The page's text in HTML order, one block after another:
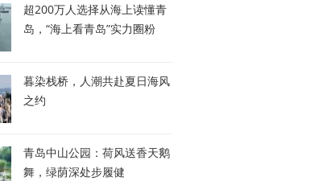
超200万人选择从海上读懂青
岛，“海上看青岛”实力圈粉
暮染栈桥，人潮共赴夏日海风
之约
青岛中山公园：荷风送香天鹅
舞，绿荫深处步履健